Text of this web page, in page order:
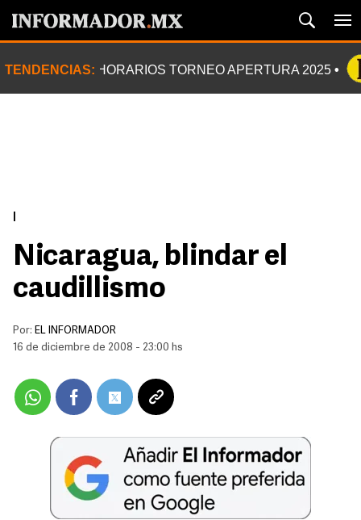
TENDENCIAS: HORARIOS TORNEO APERTURA 2025
Nicaragua, blindar el
caudillismo
Por: EL INFORMADOR
16 de diciembre de 2008 - 23:00 hs